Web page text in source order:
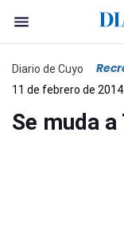
Diario de Cuyo
11 de febrero de
Se muda